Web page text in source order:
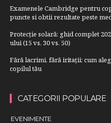
Examenele Cambridge pentru
puncte si obtii rezultate peste
Protecție solară: ghid complet
ului (15 vs. 30 vs. 50)
Fără lacrimi, fără iritații: cum
copilul tău
CATEGORII POPULARE
EVENIMENTE